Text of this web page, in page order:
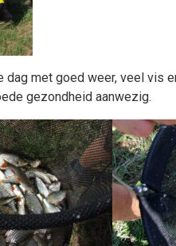
dag met goed weer, veel vis
gezondheid aanwezig.